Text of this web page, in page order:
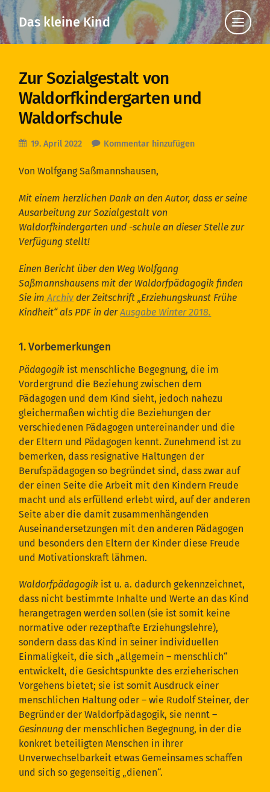
Das kleine Kind
Klicke
hier,
um
Zur Sozialgestalt von
Waldorfkindergarten und
Waldorfschule
19. April 2022 Kommentar hinzufügen
Von Wolfgang Saßmannshausen,
Mit einem herzlichen Dank an den Autor, dass er seine
Ausarbeitung zur Sozialgestalt von
Waldorfkindergarten und -schule an dieser Stelle zur
Verfügung stellt!
Einen Bericht über den Weg Wolfgang
Saßmannshausens mit der Waldorfpädagogik finden
Sie im Archiv der Zeitschrift „Erziehungskunst Frühe
Kindheit“ als PDF in derAusgabe Winter 2018.
1. Vorbemerkungen
Pädagogik ist menschliche Begegnung, die im
Vordergrund die Beziehung zwischen dem
Pädagogen und dem Kind sieht, jedoch nahezu
gleichermaßen wichtig die Beziehungen der
verschiedenen Pädagogen untereinander und die
der Eltern und Pädagogen kennt. Zunehmend ist zu
bemerken, dass resignative Haltungen der
Berufspädagogen so begründet sind, dass zwar auf
der einen Seite die Arbeit mit den Kindern Freude
macht und als erfüllend erlebt wird, auf der anderen
Seite aber die damit zusammenhängenden
Auseinandersetzungen mit den anderen Pädagogen
und besonders den Eltern der Kinder diese Freude
und Motivationskraft lähmen.
Waldorfpädagogik ist u. a. dadurch gekennzeichnet,
dass nicht bestimmte Inhalte und Werte an das Kind
herangetragen werden sollen (sie ist somit keine
normative oder rezepthafte Erziehungslehre),
sondern dass das Kind in seiner individuellen
Einmaligkeit, die sich „allgemein – menschlich“
entwickelt, die Gesichtspunkte des erzieherischen
Vorgehens bietet; sie ist somit Ausdruck einer
menschlichen Haltung oder – wie Rudolf Steiner, der
Begründer der Waldorfpädagogik, sie nennt –
Gesinnung der menschlichen Begegnung, in der die
konkret beteiligten Menschen in ihrer
Unverwechselbarkeit etwas Gemeinsames schaffen
und sich so gegenseitig „dienen“.